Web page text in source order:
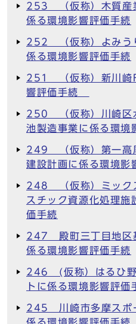
253 （仮称）木質産
係る環境影響評価手続
252 （仮称）よみう
係る環境影響評価手続
251 （仮称）新川崎
響評価手続
250 （仮称）川崎区
池製造事業に係る環境
249 （仮称）第一高
建設計画に係る環境影
248 （仮称）ミック
スチック資源化処理施
価手続
247 殿町三丁目地区
係る環境影響評価手続
246 (仮称）はるひ野
トに係る環境影響評価
245 川崎市多摩スポ